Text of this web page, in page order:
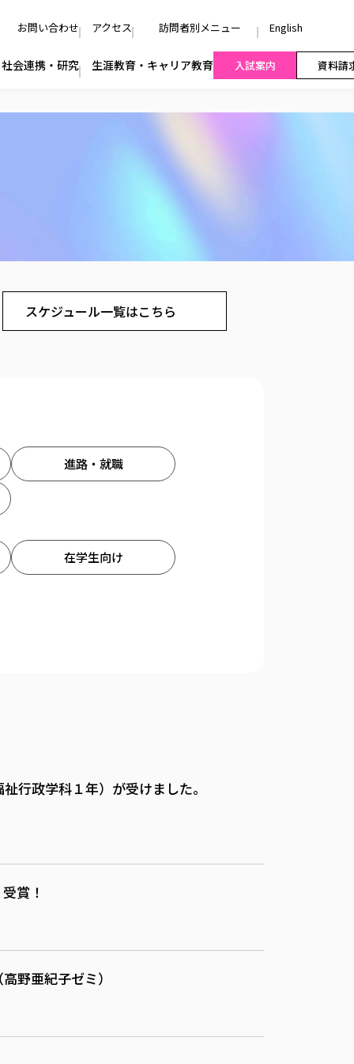
お問い合わせ アクセス 訪問者別メニュー English
社会連携・研究 生涯教育・キャリア教育 入試案内 資料請
進路・就職
在学生向け
スケジュール一覧はこちら
行政学科１年）が受けました。
賞！
野亜紀子ゼミ）